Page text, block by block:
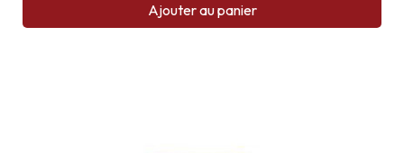
Ajouter au panier